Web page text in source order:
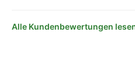
Alle Kundenbewertungen